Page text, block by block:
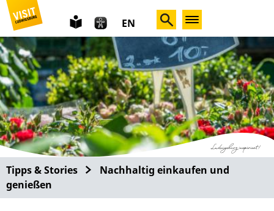
leichte
Sprache
EN
Tipps & Stories
Nachhaltig einkaufen und
genießen